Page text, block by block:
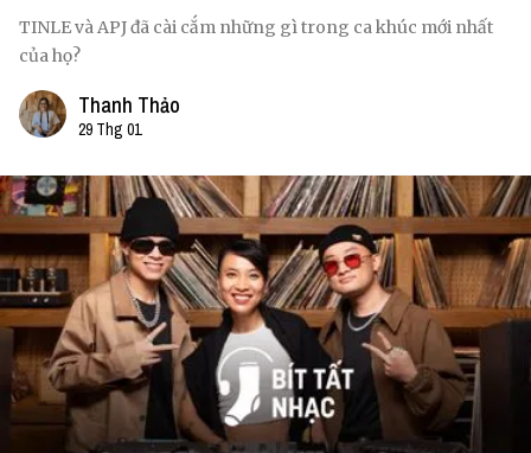
TINLE và APJ đã cài cắm những gì trong ca khúc mới nhất
của họ?
Thanh Thảo
29 Thg 01